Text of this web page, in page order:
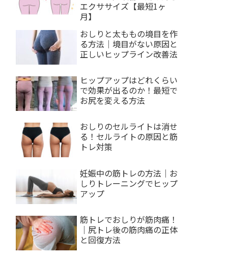
エクササイズ【最短1ヶ
月】
おしりと太ももの境目を作
る方法｜境目がない原因と
正しいヒップライン改善法
ヒップアップはどれくらい
で効果が出るのか！最短で
お尻を変える方法
おしりのセルライトは消せ
る！セルライトの原因と筋
トレ対策
妊娠中の筋トレの方法｜お
しりトレーニングでヒップ
アップ
筋トレでおしりが筋肉痛！
｜尻トレ後の筋肉痛の正体
と回復方法